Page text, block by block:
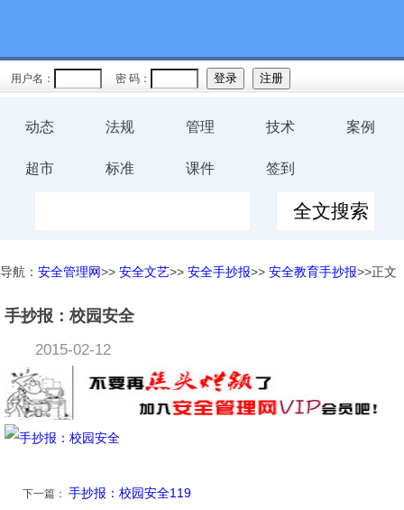
用户名： 密 码：
动态 法规 管理 技术 案例
超市 标准 课件 签到
导航： 安全管理网>> 安全文艺>> 安全手抄报>> 安全教育手抄报>>正文
手抄报：校园安全
2015-02-12
下一篇： 手抄报：校园安全119